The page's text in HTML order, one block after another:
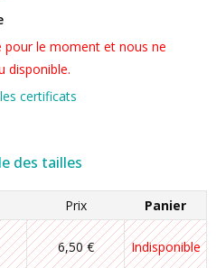
pour le moment et nous ne
disponible.
certificats
des tailles
Prix Panier
6,50 € Indisponible